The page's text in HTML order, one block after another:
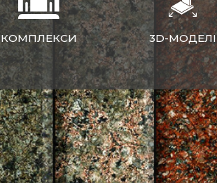
КОМПЛЕКСИ 3D-МОДЕЛІ